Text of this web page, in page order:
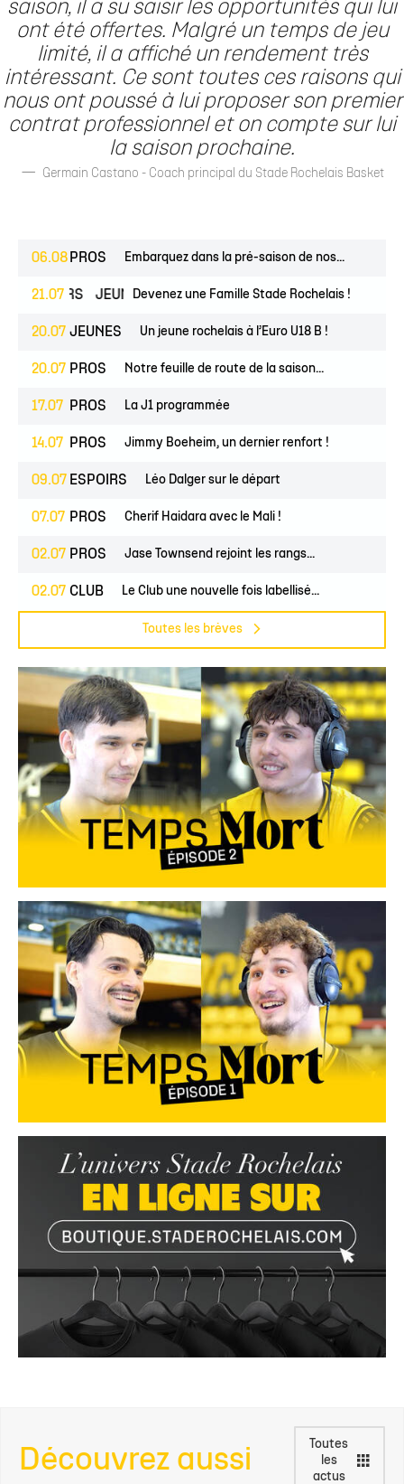
saison, il a su saisir les opportunités qui lui
ont été offertes. Malgré un temps de jeu
limité, il a affiché un rendement très
intéressant. Ce sont toutes ces raisons qui
nous ont poussé à lui proposer son premier
contrat professionnel et on compte sur lui
la saison prochaine.
Germain Castano - Coach principal du Stade Rochelais Basket
06.08 PROS Embarquez dans la pré-saison de nos...
21.07
ESPOIRS JEUNES Devenez une Famille Stade Rochelais !
20.07 JEUNES Un jeune rochelais à l’Euro U18 B !
20.07 PROS Notre feuille de route de la saison...
17.07 PROS La J1 programmée
14.07 PROS Jimmy Boeheim, un dernier renfort !
09.07 ESPOIRS Léo Dalger sur le départ
07.07 PROS Cherif Haidara avec le Mali !
02.07 PROS Jase Townsend rejoint les rangs...
02.07 CLUB Le Club une nouvelle fois labellisé...
Toutes les brèves
Découvrez aussi
Toutes
les
actus